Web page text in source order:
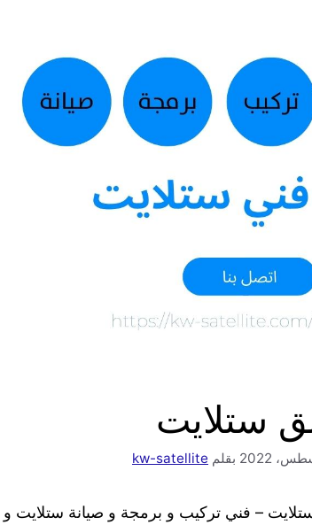
ستلايت
بقلم kw-satellite
– فني تركيب و برمجة و صيانة ستلايت